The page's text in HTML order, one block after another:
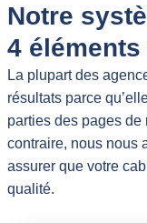
Notre
4
La plupart des
résultats parce
parties des pages de
contraire, nous nous
assurer que votre
qualité.